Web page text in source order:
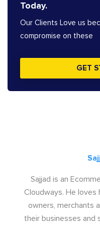
Today.
Our Clients Love us
compromise on these
GET
Sajjad is an
Cloudways. He loves
owners, merchants
their businesses and